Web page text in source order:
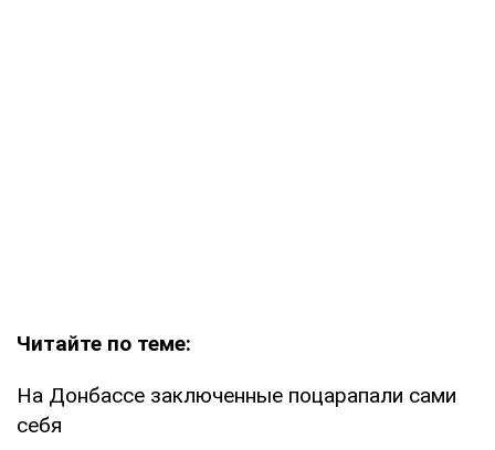
Читайте по теме:
На Донбассе заключенные поцарапали сами
себя